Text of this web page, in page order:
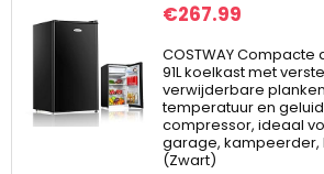
€267.99
COSTWAY Compacte
91L koelkast met
verwijderbare
temperatuur en
compressor, ideaal
garage, kampeerder,
(Zwart)